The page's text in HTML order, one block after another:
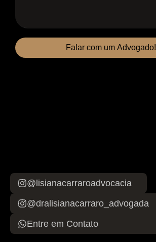
Falar com um Advogado!
@lisianacarraroadvocacia
@dralisianacarraro_advogada
Entre em Contato